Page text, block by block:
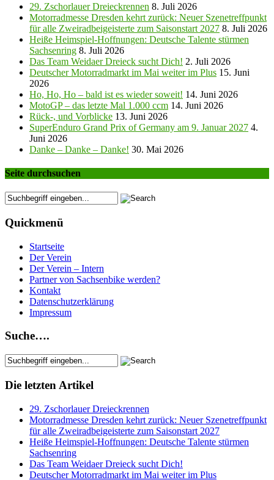
29. Zschorlauer Dreieckrennen 8. Juli 2026
Motorradmesse Dresden kehrt zurück: Neuer Szenetreffpunkt
für alle Zweiradbeigeisterte zum Saisonstart 2027 8. Juli 2026
Heiße Heimspiel-Hoffnungen: Deutsche Talente stürmen
Sachsenring 8. Juli 2026
Das Team Weidaer Dreieck sucht Dich! 2. Juli 2026
Deutscher Motorradmarkt im Mai weiter im Plus 15. Juni
2026
Ho, Ho, Ho – bald ist es wieder soweit! 14. Juni 2026
MotoGP – das letzte Mal 1.000 ccm 14. Juni 2026
Rück-, und Vorblicke 13. Juni 2026
SuperEnduro Grand Prix of Germany am 9. Januar 2027 4.
Juni 2026
Danke – Danke – Danke! 30. Mai 2026
Seite durchsuchen
Quickmenü
Startseite
Der Verein
Der Verein – Intern
Partner von Sachsenbike werden?
Kontakt
Datenschutzerklärung
Impressum
Suche….
Die letzten Artikel
29. Zschorlauer Dreieckrennen
Motorradmesse Dresden kehrt zurück: Neuer Szenetreffpunkt
für alle Zweiradbeigeisterte zum Saisonstart 2027
Heiße Heimspiel-Hoffnungen: Deutsche Talente stürmen
Sachsenring
Das Team Weidaer Dreieck sucht Dich!
Deutscher Motorradmarkt im Mai weiter im Plus